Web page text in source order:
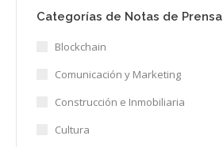
Categorías de Notas de Prensa
Blockchain
Comunicación y Marketing
Construcción e Inmobiliaria
Cultura